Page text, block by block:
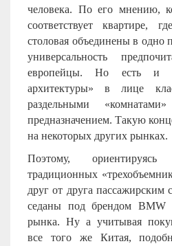
человека. По его мнению,
соответствует квартире,
столовая объединены в
универсальность
европейцы. Но есть и
архитектуры» в лице
раздельными
предназначением. Такую
на некоторых других рынках.
Поэтому,
традиционных
друг от друга пассажирским
седаны под брендомBMW
рынка. Ну а учитывая
все того же Китая,